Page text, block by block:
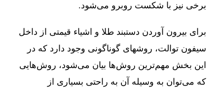
برخی نیز با شکست روبرو می‌شود.
برای بیرون آوردن دستبند طلا و اشیاء قیمتی از داخل
سیفون توالت، روشهای گوناگونی وجود دارد که در
این بخش مهم‌ترین روش‌ها بیان می‌شود، روش‌هایی
که می‌توان به وسیله آن به راحتی بسیاری از